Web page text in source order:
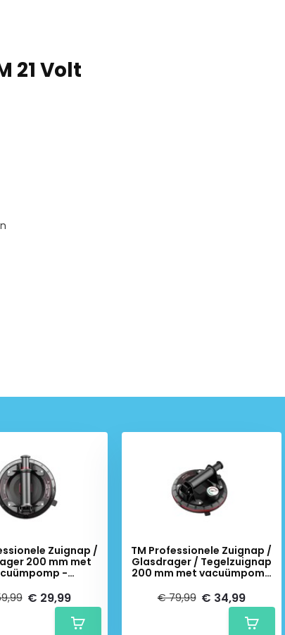
21 Volt
Zuignap /
200 mm met
-
€ 29,99
TM Professionele Zuignap /
Glasdrager / Tegelzuignap
200 mm met vacuümpomp
€ 79,99 € 34,99
je in voor onze nieuwsbrief: